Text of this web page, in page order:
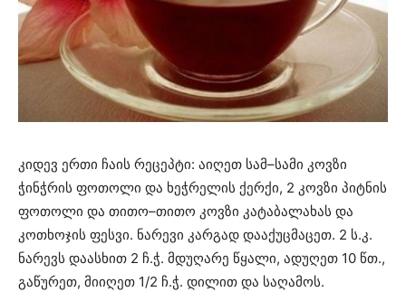
კიდევ ერთი ჩაის რეცეპტი: აიღეთ სამ–სამი კოვზი
ჭინჭრის ფოთოლი და ხეჭრელის ქერქი, 2 კოვზი პიტნის
ფოთოლი და თითო–თითო კოვზი კატაბალახას და
კოთხოჯის ფესვი. ნარევი კარგად დააქუცმაცეთ. 2 ს.კ.
ნარევს დაასხით 2 ჩ.ჭ. მდუღარე წყალი, ადუღეთ 10 წთ.,
გაწურეთ, მიიღეთ 1/2 ჩ.ჭ. დილით და საღამოს.